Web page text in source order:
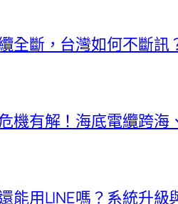
全斷，台灣如何不斷
機有解！海底電纜跨海
能用LINE嗎？系統升